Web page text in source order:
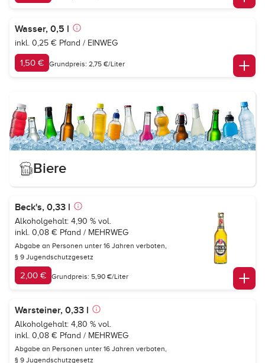
Wasser, 0,5 l
inkl. 0,25 € Pfand / EINWEG
1,50 € Grundpreis: 2,75 €/Liter
Biere
Beck's, 0,33 l
Alkoholgehalt: 4,90 % vol.
inkl. 0,08 € Pfand / MEHRWEG
Abgabe an Personen unter 16 Jahren verboten,
§ 9 Jugendschutzgesetz
2,00 € Grundpreis: 5,90 €/Liter
Warsteiner, 0,33 l
Alkoholgehalt: 4,80 % vol.
inkl. 0,08 € Pfand / MEHRWEG
Abgabe an Personen unter 16 Jahren verboten,
§ 9 Jugendschutzgesetz